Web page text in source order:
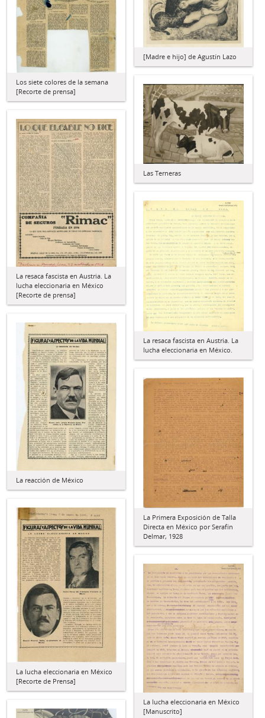
[Madre e hijo] de Agustín Lazo
Los siete colores de la semana
[Recorte de prensa]
Las Terneras
La resaca fascista en Austria. La
lucha eleccionaria en México
[Recorte de prensa]
La resaca fascista en Austria. La
lucha eleccionaria en México.
La reacción de México
La Primera Exposición de Talla
Directa en México por Serafín
Delmar, 1928
La lucha eleccionaria en México
[Recorte de Prensa]
La lucha eleccionaria en México
[Manuscrito]